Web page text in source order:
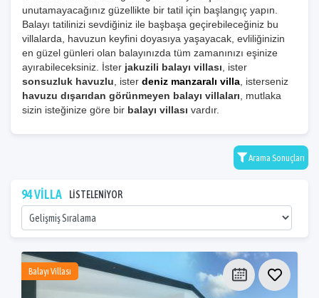
unutamayacağınız güzellikte bir tatil için başlangıç yapın.
Balayı tatilinizi sevdiğiniz ile başbaşa geçirebileceğiniz bu
villalarda, havuzun keyfini doyasıya yaşayacak, evliliğinizin
en güzel günleri olan balayınızda tüm zamanınızı eşinize
ayırabileceksiniz. İster jakuzili balayı villası , ister
sonsuzluk havuzlu , ister deniz manzaralı villa , isterseniz
havuzu dışarıdan görünmeyen balayı villaları , mutlaka
sizin isteğinize göre bir balayı villası vardır.
Arama Sonuçları
94 VİLLA LİSTELENİYOR
Balayı Villası